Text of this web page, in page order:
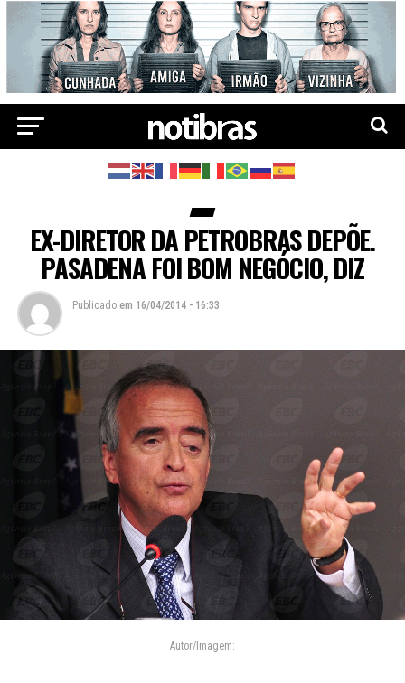
EX-DIRETOR DA PETROBRAS DEPÕE.
PASADENA FOI BOM NEGÓCIO, DIZ
Publicado em 16/04/2014 - 16:33
Autor/Imagem: